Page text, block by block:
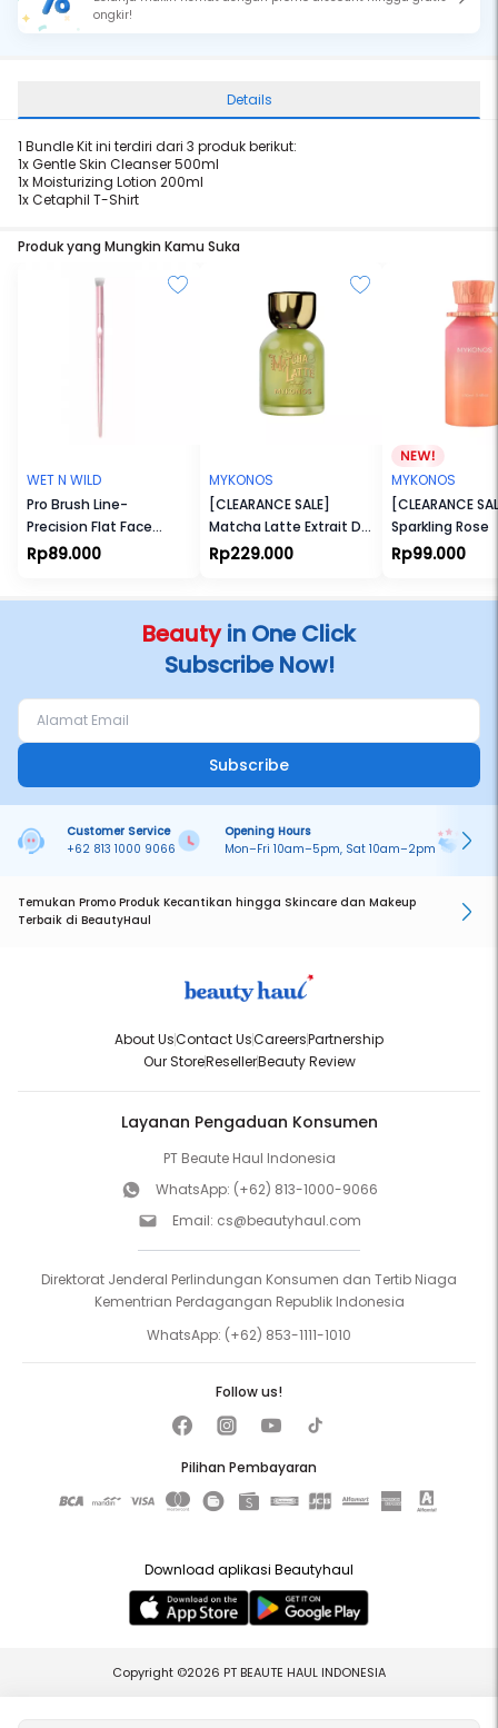
ongkir!
Details
1 Bundle Kit ini terdiri dari 3 produk berikut:
1xGentle Skin Cleanser 500ml
1xMoisturizing Lotion 200ml
1xCetaphil T-Shirt
Produk yang Mungkin Kamu Suka
WET N WILD
Pro Brush Line-
Precision Flat Face
Brush
Rp89.000
MYKONOS
[CLEARANCE SALE]
Matcha Latte Extrait De
Parfum
Rp229.000
MYKONOS
[CLEARANCE
Sparkling Rose
Rp99.000
Beautyin One Click
Subscribe Now!
Subscribe
Customer Service
+62 813 1000 9066
Opening Hours
Mon–Fri 10am–5pm, Sat 10am–2pm
Temukan Promo Produk Kecantikan hingga Skincare dan Makeup
Terbaik di BeautyHaul
About UsContact UsCareersPartnership
Our StoreResellerBeauty Review
Layanan Pengaduan Konsumen
PT Beaute Haul Indonesia
WhatsApp: (+62) 813-1000-9066
Email: cs@beautyhaul.com
Direktorat Jenderal Perlindungan Konsumen dan Tertib Niaga
Kementrian Perdagangan Republik Indonesia
WhatsApp: (+62) 853-1111-1010
Pilihan Pembayaran
Follow us!
Download aplikasi Beautyhaul
Copyright ©2026 PT BEAUTE HAUL INDONESIA